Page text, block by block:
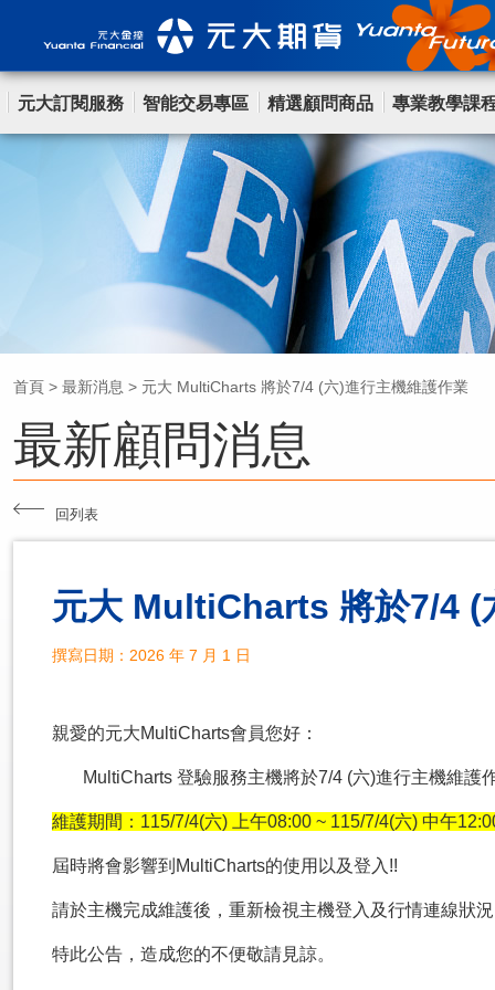
元大訂閱服務 智能交易專區 精選顧問商品 專業教學課
首頁 > 最新消息 > 元大 MultiCharts 將於7/4 (六)進行主機維護作業
最新顧問消息
回列表
元大 MultiCharts 將於7/4 (
撰寫日期：2026 年 7 月 1 日
親愛的元大MultiCharts會員您好：
MultiCharts 登驗服務主機將於7/4 (六)進行主機維護
維護期間：115/7/4(六) 上午08:00 ~ 115/7/4(六) 中午
屆時將會影響到MultiCharts的使用以及登入!!
請於主機完成維護後，重新檢視主機登入及行情連線狀
特此公告，造成您的不便敬請見諒。